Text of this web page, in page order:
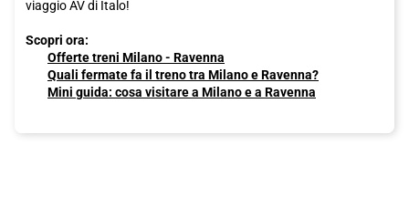
viaggio AV di Italo!
Scopri ora:
Offerte treni Milano - Ravenna
Quali fermate fa il treno tra Milano e Ravenna?
Mini guida: cosa visitare a Milano e a Ravenna